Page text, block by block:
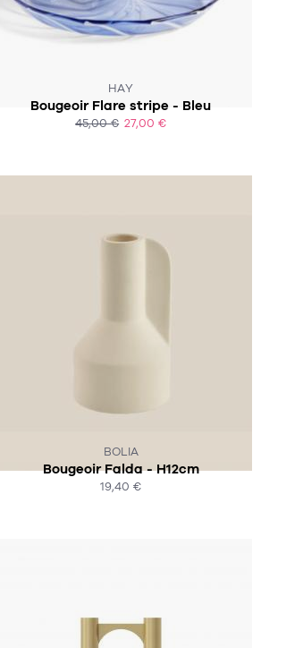
HAY
Bougeoir Flare stripe - Bleu
45,00 € 27,00 €
BOLIA
Bougeoir Falda - H12cm
19,40 €